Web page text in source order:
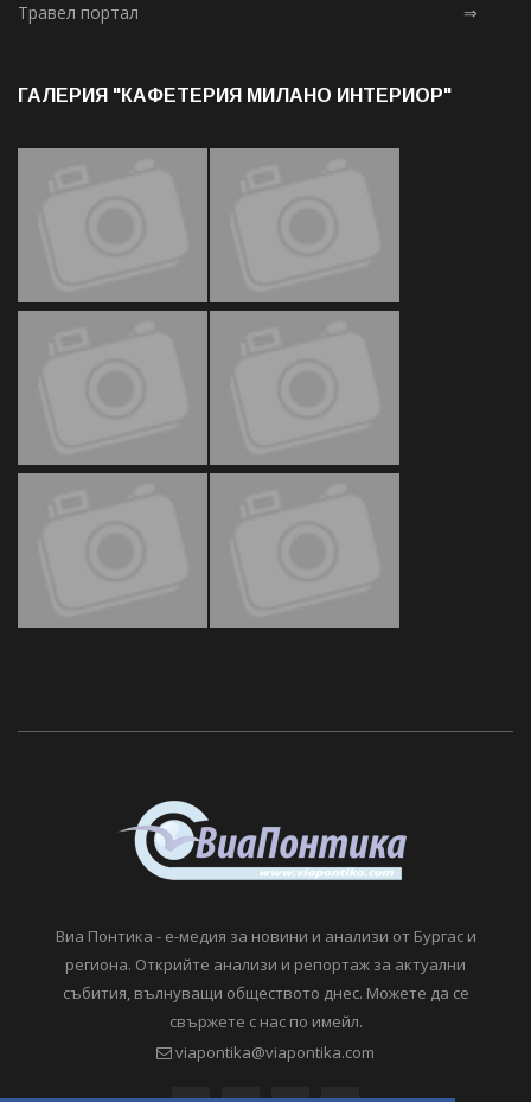
Травел портал ⇒
ГАЛЕРИЯ "КАФЕТЕРИЯ МИЛАНО ИНТЕРИОР"
Виа Понтика - е-медия за новини и анализи от Бургас и
региона. Открийте анализи и репортаж за актуални
събития, вълнуващи обществото днес. Можете да се
свържете с нас по имейл.
viapontika@viapontika.com